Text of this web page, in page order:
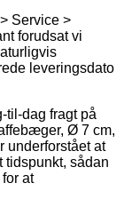
Service >
forudsat vi
leveringsdato
til-dag fragt på
Ø 7 cm,
underforstået at
tidspunkt, sådan
at